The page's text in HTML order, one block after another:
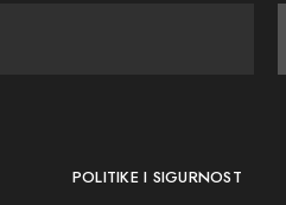
svijet parfema započne našom
u naš mirisni svijet, gdje ćete
POLITIKE I SIGURNOST